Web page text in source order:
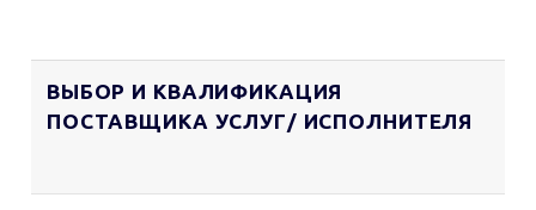
ВЫБОР И КВАЛИФИКАЦИЯ
ПОСТАВЩИКА УСЛУГ/ ИСПОЛНИТЕЛЯ